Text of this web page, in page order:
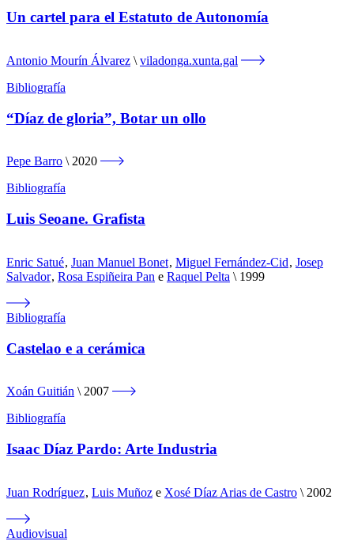
Un cartel para el Estatuto de Autonomía
Antonio Mourín Álvarez
viladonga.xunta.gal
Bibliografía
“Díaz de gloria”, Botar un ollo
Pepe Barro
2020
Bibliografía
Luis Seoane. Grafista
Enric Satué, Juan Manuel Bonet, Miguel Fernández-Cid, Josep
Salvador, Rosa Espiñeira Pan e Raquel Pelta 1999
Bibliografía
Castelao e a cerámica
Xoán Guitián
2007
Bibliografía
Isaac Díaz Pardo: Arte Industria
Juan Rodríguez, Luis Muñoz e Xosé Díaz Arias de Castro 2002
Audiovisual